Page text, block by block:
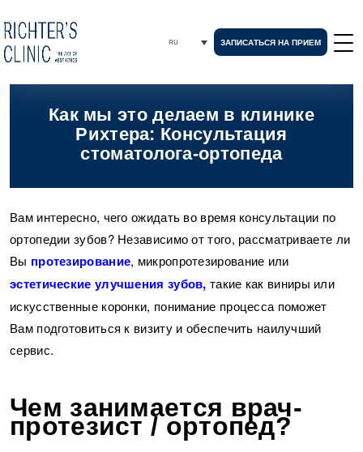
RU ЗАПИСАТЬСЯ НА ПРИЕМ
Как мы это делаем в клинике
Рихтера: Консультация
стоматолога-ортопеда
Вам интересно, чего ожидать во время консультации по
ортопедии зубов? Независимо от того, рассматриваете ли
Вы протезирование, микропротезирование или
эстетические улучшения зубов, такие как виниры или
искусственные коронки, понимание процесса поможет
Вам подготовиться к визиту и обеспечить наилучший
сервис.
Чем занимается врач-
протезист / ортопед?